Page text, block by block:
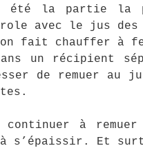
été la partie la
avec le jus
on fait chauffer à
un récipient
de remuer au
à
à s’épaissir. Et